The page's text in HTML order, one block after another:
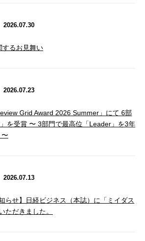
2026.07.30
するお見舞い
2026.07.23
Grid Award 2026 Summer」にて 6部
を受賞 〜 3部門で最高位「Leader」を3年
〜
2026.07.13
らせ】日経ビジネス（本誌）に「ミイダス
ただきました。